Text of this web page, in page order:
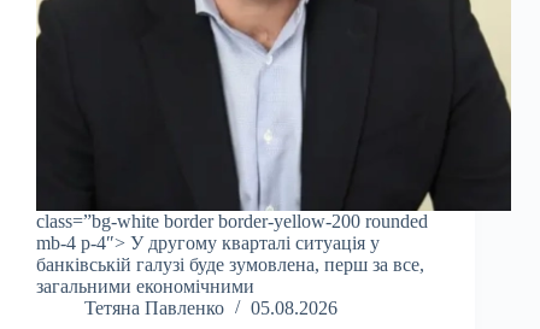
class=”bg-white border border-yellow-200 rounded
mb-4 p-4″> У другому кварталі ситуація у
банківській галузі буде зумовлена, перш за все,
загальними економічними
Тетяна Павленко
05.08.2026